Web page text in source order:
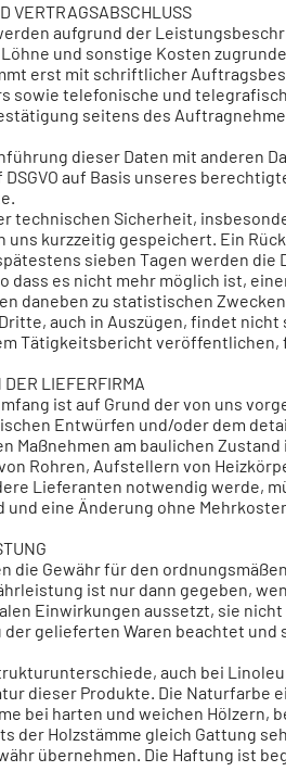
VERTRAGSABSCHLUSS
aufgrund der
und sonstige Kosten
erst mit schriftlicher
sowie telefonische und
seitens des
dieser Daten mit anderen
DSGVO auf Basis unseres
technischen Sicherheit,
uns kurzzeitig gespeichert. Ein
sieben Tagen werden die
dass es nicht mehr möglich ist,
daneben zu statistischen
auch in Auszügen, findet
Tätigkeitsbericht
LIEFERFIRMA
ist auf Grund der von uns
Entwürfen und/oder dem
Maßnehmen am baulichen
Rohren, Aufstellern von
Lieferanten notwendig werde,
und eine Änderung ohne
die Gewähr für den
ist nur dann gegeben,
Einwirkungen aussetzt, sie
der gelieferten Waren beachtet
auch bei
dieser Produkte. Die Naturfarbe
bei harten und weichen Hölzern,
der Holzstämme gleich Gattung
übernehmen. Die Haftung ist